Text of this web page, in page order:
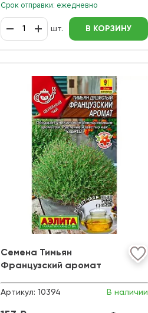
Срок отправки: ежедневно
шт. В КОРЗИНУ
Семена Тимьян
Французский аромат
Артикул: 10394 В наличии